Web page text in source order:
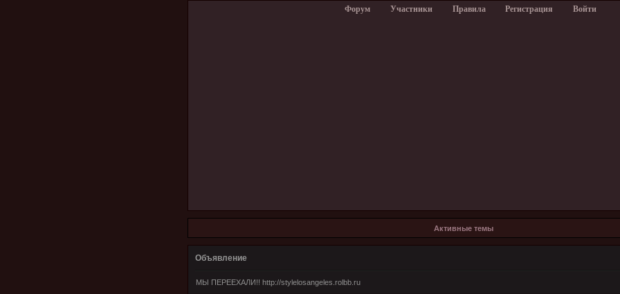
Форум Участники Правила Регистрация Войти
Активные темы
Объявление
МЫ ПЕРЕЕХАЛИ!! http://stylelosangeles.rolbb.ru